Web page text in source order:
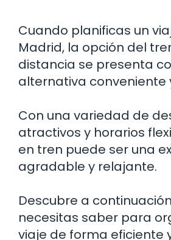
Cuando planificas un
Madrid, la opción del
distancia se presenta
alternativa conveniente
Con una variedad de
atractivos y horarios
en tren puede ser una
agradable y relajante.
Descubre a
necesitas saber para
viaje de forma eficiente